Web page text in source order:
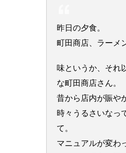
昨日の夕食。
町田商店、ラーメ
味というか、それ
な町田商店さん。
昔から店内が賑や
時々うるさいなっ
て。
マニュアルが変わ